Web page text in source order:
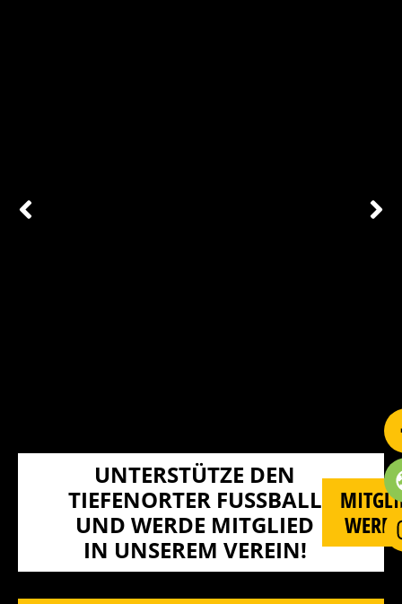
UNTERSTÜTZE DEN
TIEFENORTER FUSSBALL U
ND WERDE MITGLIED I
N UNSEREM VEREIN!